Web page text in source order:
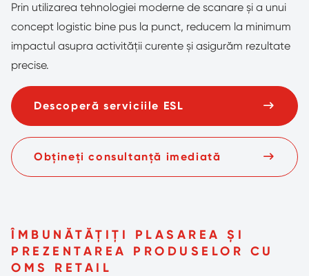
Prin utilizarea tehnologiei moderne de scanare și a unui
concept logistic bine pus la punct, reducem la minimum
impactul asupra activității curente și asigurăm rezultate
precise.
Descoperă serviciile ESL
Obțineți consultanță imediată
ÎMBUNĂTĂȚIȚI PLASAREA ȘI
PREZENTAREA PRODUSELOR CU
OMS RETAIL